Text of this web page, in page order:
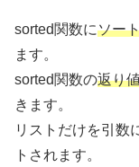
sorted関数にソー
ます。
sorted関数の返り
きます。
リストだけを引数
トされます。